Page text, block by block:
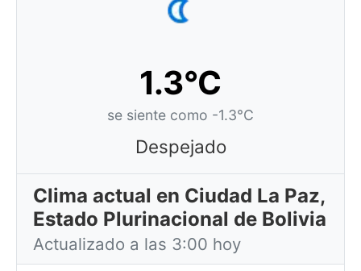
1.3°C
se siente como -1.3°C
Despejado
Clima actual en Ciudad La Paz,
Estado Plurinacional de Bolivia
Actualizado a las 3:00 hoy